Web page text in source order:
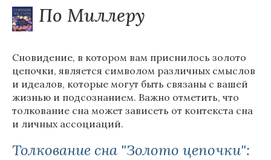
По Миллеру
Сновидение, в котором вам приснилось золото
цепочки, является символом различных смыслов
и идеалов, которые могут быть связаны с вашей
жизнью и подсознанием. Важно отметить, что
толкование сна может зависеть от контекста сна
и личных ассоциаций.
Толкование сна "Золото цепочки":